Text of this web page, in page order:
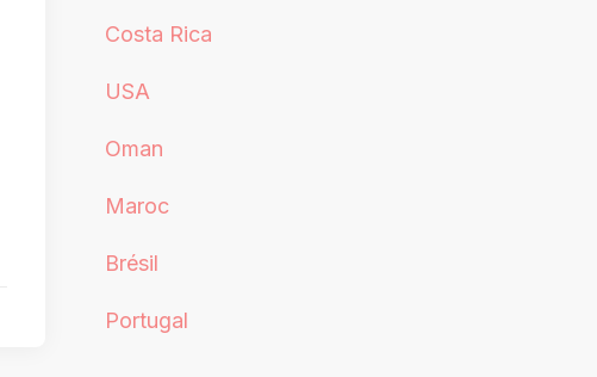
Costa Rica
USA
Oman
Maroc
Brésil
Portugal